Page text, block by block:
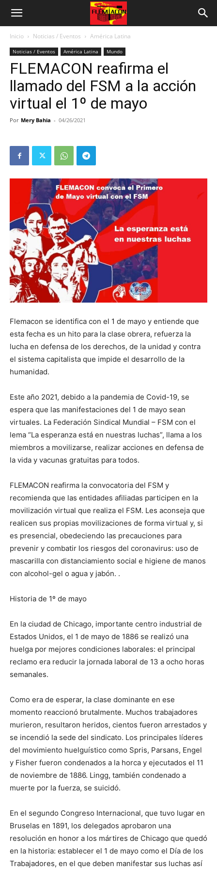
Inicio Noticias / Eventos América Latina
Noticias / Eventos América Latina Mundo
FLEMACON reafirma el
llamado del FSM a la acción
virtual el 1º de mayo
Por Mery Bahia - 04/26/2021
Flemacon se identifica con el 1 de mayo y entiende que
esta fecha es un hito para la clase obrera, refuerza la
lucha en defensa de los derechos, de la unidad y contra
el sistema capitalista que impide el desarrollo de la
humanidad.
Este año 2021, debido a la pandemia de Covid-19, se
espera que las manifestaciones del 1 de mayo sean
virtuales. La Federación Sindical Mundial – FSM con el
lema “La esperanza está en nuestras luchas”, llama a los
miembros a movilizarse, realizar acciones en defensa de
la vida y vacunas gratuitas para todos.
FLEMACON reafirma la convocatoria del FSM y
recomienda que las entidades afiliadas participen en la
movilización virtual que realiza el FSM. Les aconseja que
realicen sus propias movilizaciones de forma virtual y, si
es presencial, obedeciendo las precauciones para
prevenir y combatir los riesgos del coronavirus: uso de
mascarilla con distanciamiento social e higiene de manos
con alcohol-gel o agua y jabón. .
Historia de 1º de mayo
En la ciudad de Chicago, importante centro industrial de
Estados Unidos, el 1 de mayo de 1886 se realizó una
huelga por mejores condiciones laborales: el principal
reclamo era reducir la jornada laboral de 13 a ocho horas
semanales.
Como era de esperar, la clase dominante en ese
momento reaccionó brutalmente. Muchos trabajadores
murieron, resultaron heridos, cientos fueron arrestados y
se incendió la sede del sindicato. Los principales líderes
del movimiento huelguístico como Spris, Parsans, Engel
y Fisher fueron condenados a la horca y ejecutados el 11
de noviembre de 1886. Lingg, también condenado a
muerte por la fuerza, se suicidó.
En el segundo Congreso Internacional, que tuvo lugar en
Bruselas en 1891, los delegados aprobaron una
resolución en honor a los mártires de Chicago que quedó
en la historia: establecer el 1 de mayo como el Día de los
Trabajadores, en el que deben manifestar sus luchas así